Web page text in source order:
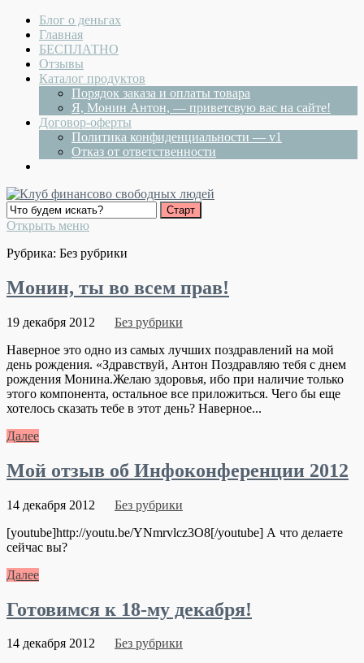
Блог о деньгах
Главная
БЕСПЛАТНО
Отзывы
Каталог продуктов
Порядок заказа и оплаты товара
Я, Монин Антон, — приветсвую вас на сайте!
Договор-оферты
Политика конфиденциальности — v1
Отказ от ответственности
Открыть меню
Рубрика: Без рубрики
Монин, ты во всем прав!
19 декабря 2012
Без рубрики
Наверное это одно из самых лучших поздравлений на мой
день рождения. «Здравствуй, Антон Поздравляю тебя с днем
рождения Монина.Желаю здоровья, ибо при наличие только
этого компонента, остальное все приложиться. Чего бы еще
хотелось сказать тебе в этот день? Наверное...
Далее
Мой отзыв об Инфоконференции 2012
14 декабря 2012
Без рубрики
[youtube]http://youtu.be/YNmrvlcz3O8[/youtube] А что делаете
сейчас вы?
Далее
Готовимся к 18-му декабря!
14 декабря 2012
Без рубрики